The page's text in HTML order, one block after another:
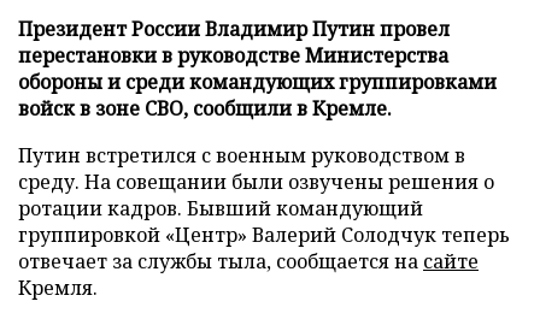
Президент России Владимир Путин провел
перестановки в руководстве Министерства
обороны и среди командующих группировками
войск в зоне СВО, сообщили в Кремле.
Путин встретился с военным руководством в
среду. На совещании были озвучены решения о
ротации кадров. Бывший командующий
группировкой «Центр» Валерий Солодчук теперь
отвечает за службы тыла, сообщается на сайте
Кремля.